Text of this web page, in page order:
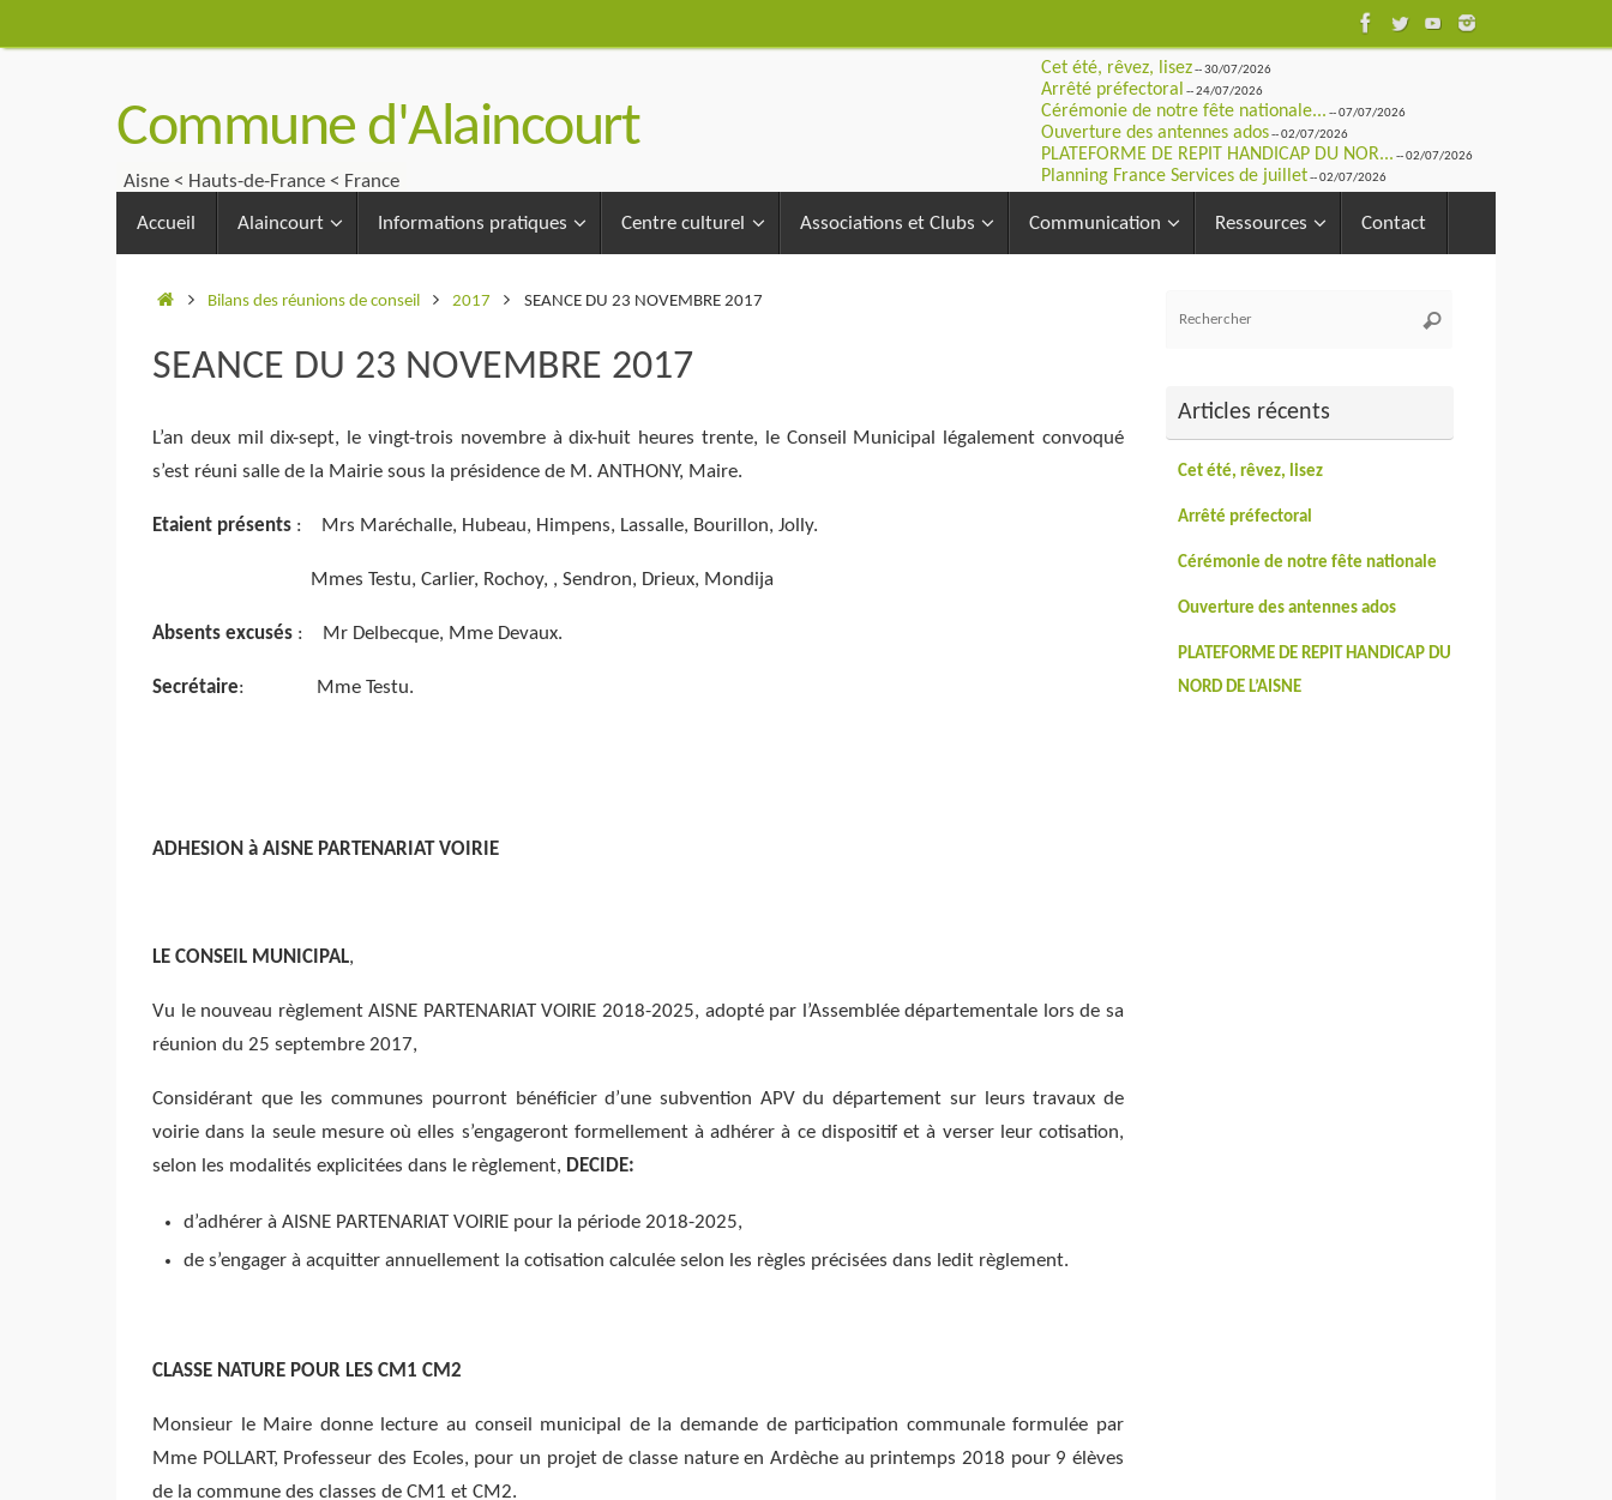
au
Commune d'Alaincourt
Aisne < Hauts-de-France < France
Cet été, rêvez, lisez-- 30/07/2026
Arrêté préfectoral -- 24/07/2026
Cérémonie de notre fête nationale... -- 07/07/2026
Ouverture des antennes ados-- 02/07/2026
PLATEFORME DE REPIT HANDICAP DU NOR... -- 02/07/2026
Planning France Services de juillet-- 02/07/2026
contenu
Accueil Alaincourt Informations pratiques Centre culturel Associations et Clubs Communication Ressources Contact
AccueilBilans des réunions de conseil 2017 SEANCE DU 23 NOVEMBRE 2017
SEANCE DU 23 NOVEMBRE 2017
L’an deux mil dix-sept, le vingt-trois novembre à dix-huit heures trente, le Conseil Municipal légalement convoqué
s’est réuni salle de la Mairie sous la présidence de M. ANTHONY, Maire.
Etaient présents : Mrs Maréchalle, Hubeau, Himpens, Lassalle, Bourillon, Jolly.
Mmes Testu, Carlier, Rochoy, , Sendron, Drieux, Mondija
Absents excusés : Mr Delbecque, Mme Devaux.
Secrétaire: Mme Testu.
ADHESION à AISNE PARTENARIAT VOIRIE
LE CONSEIL MUNICIPAL,
Vu le nouveau règlement AISNE PARTENARIAT VOIRIE 2018-2025, adopté par l’Assemblée départementale lors de sa
réunion du 25 septembre 2017,
Considérant que les communes pourront bénéficier d’une subvention APV du département sur leurs travaux de
voirie dans la seule mesure où elles s’engageront formellement à adhérer à ce dispositif et à verser leur cotisation,
selon les modalités explicitées dans le règlement, DECIDE:
d’adhérer à AISNE PARTENARIAT VOIRIE pour la période 2018-2025,
de s’engager à acquitter annuellement la cotisation calculée selon les règles précisées dans ledit règlement.
CLASSE NATURE POUR LES CM1 CM2
Monsieur le Maire donne lecture au conseil municipal de la demande de participation communale formulée par
Mme POLLART, Professeur des Ecoles, pour un projet de classe nature en Ardèche au printemps 2018 pour 9 élèves
de la commune des classes de CM1 et CM2.
Rechercher
Articles récents
Cet été, rêvez, lisez
Arrêté préfectoral
Cérémonie de notre fête nationale
Ouverture des antennes ados
PLATEFORME DE REPIT HANDICAP DU
NORD DE L’AISNE